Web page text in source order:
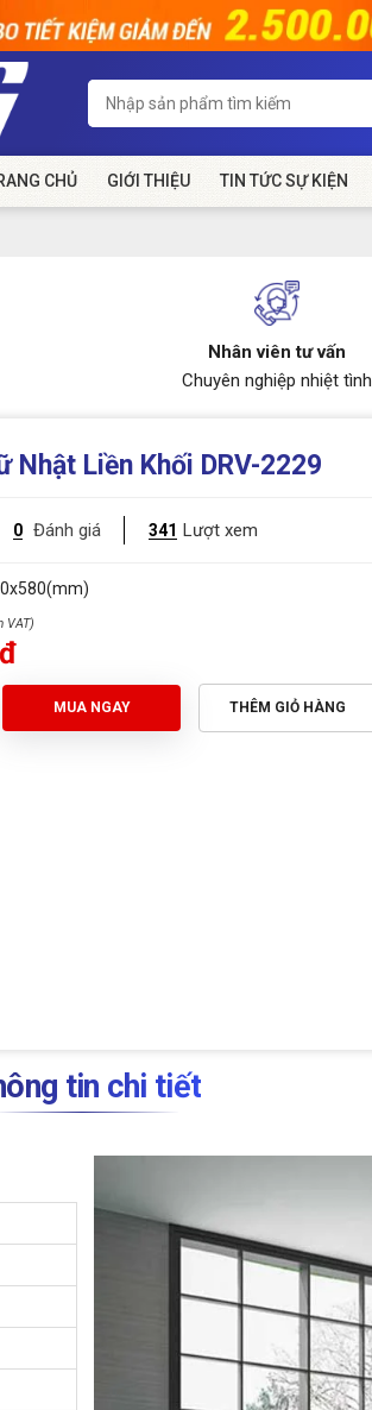
CHỦ GIỚI THIỆU TIN TỨC SỰ KIỆN
Nhân viên tư vấn
Chuyên nghiệp nhiệt tình
Nhật Liền Khối DRV-2229
0 Đánh giá 341 Lượt xem
MUA NGAY THÊM GIỎ HÀNG
tin chi tiết